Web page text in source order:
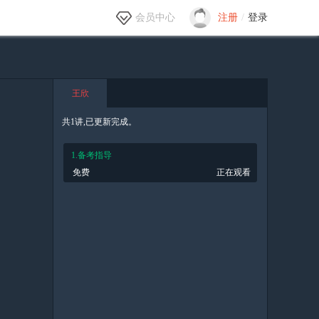
会员中心 注册 / 登录
王欣
共1讲,已更新完成。
1.备考指导
免费
正在观看